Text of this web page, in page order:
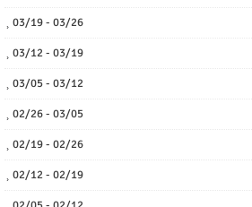
03/19 - 03/26
03/12 - 03/19
03/05 - 03/12
02/26 - 03/05
02/19 - 02/26
02/12 - 02/19